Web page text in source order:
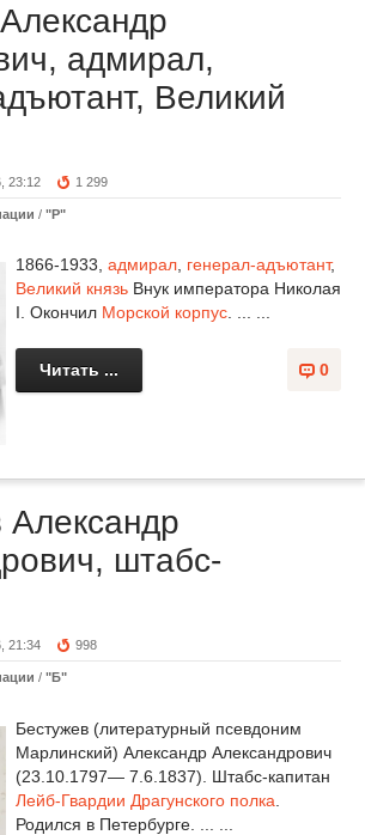
адмирал,
Великий
23:12 1 299
/ "Р"
1866-1933, адмирал, генерал-адъютант,
Великий князь Внук императора Николая
I. Окончил Морской корпус. ... ...
0
Читать ...
Александр
штабс-
21:34 998
/ "Б"
Бестужев (литературный псевдоним
Марлинский) Александр Александрович
(23.10.1797— 7.6.1837). Штабс-капитан
Лейб-Гвардии Драгунского полка
Родился в Петербурге. ... ...